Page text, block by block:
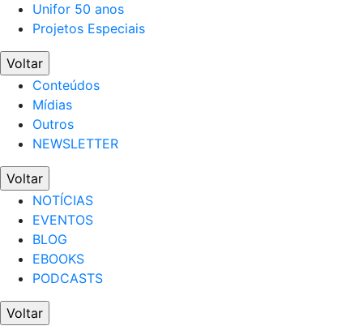
Unifor 50 anos
Projetos Especiais
Voltar
Conteúdos
Mídias
Outros
NEWSLETTER
Voltar
NOTÍCIAS
EVENTOS
BLOG
EBOOKS
PODCASTS
Voltar